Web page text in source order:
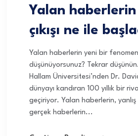
Yalan
çıkışı ne ile
Yalan haberlerin yeni bir
düşünüyorsunuz? Tekrar
Hallam Üniversitesi’nden Dr.
dünyayı kandıran 100 yıllık bir
geçiriyor. Yalan haberlerin,
gerçek haberlerin...